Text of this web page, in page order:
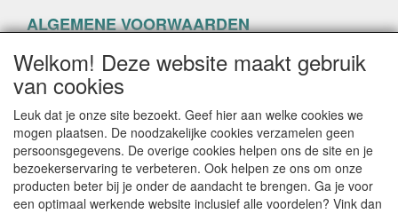
ALGEMENE VOORWAARDEN
Herroepingslink aanvragen
CONTACTGEGEVENS
helenacosmetica.nl
Welkom! Deze website maakt gebruik
van cookies
Leuk dat je onze site bezoekt. Geef hier aan welke cookies we
mogen plaatsen. De noodzakelijke cookies verzamelen geen
persoonsgegevens. De overige cookies helpen ons de site en je
bezoekerservaring te verbeteren. Ook helpen ze ons om onze
producten beter bij je onder de aandacht te brengen. Ga je voor
een optimaal werkende website inclusief alle voordelen? Vink dan